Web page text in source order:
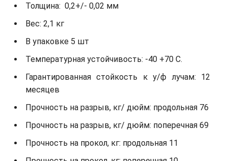
Толщина: 0,2+/- 0,02 мм
Вес: 2,1 кг
В упаковке 5 шт
Температурная устойчивость: -40 +70 С.
Гарантированная стойкость к у/ф лучам: 12
месяцев
Прочность на разрыв, кг/ дюйм: продольная 76
Прочность на разрыв, кг/ дюйм: поперечная 69
Прочность на прокол, кг: продольная 11